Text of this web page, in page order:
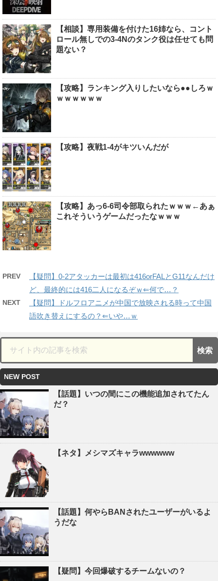
【相談】専用装備を付けた16姉なら、コント
ロール無しでの3-4Nのタンク役は任せても問
題ない？
【攻略】ランキング入りしたいなら●●しろｗ
ｗｗｗｗｗｗ
【攻略】夜戦1-4がキツいんだが
【攻略】あっ6-6司令部取られたｗｗｗ←あぁ
これそういうゲームだったなｗｗｗ
PREV
【疑問】0-2アタッカーは最初は416orFALとG11なんだけ
ど、最終的には416二人になるぞｗ⇐何で…？
NEXT
【疑問】ドルフロアニメが中国で放映される時って中国
語吹き替えにするの？⇐いや…ｗ
NEW POST
【話題】いつの間にこの機能追加されてたん
だ？
【ネタ】メシマズキャラwwwwww
【話題】何やらBANされたユーザーがいるよ
うだな
【疑問】今回爆破するチームないの？